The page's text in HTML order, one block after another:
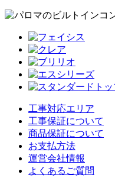
工事対応エリア
工事保証について
商品保証について
お支払方法
運営会社情報
よくあるご質問